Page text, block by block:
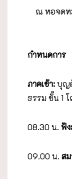
ณ หอจดห
กำหนดการ
ภาคเช้า:บุญ
ธรรม ชั้น 1
08.30 น. ฟั
09.00 น. ส